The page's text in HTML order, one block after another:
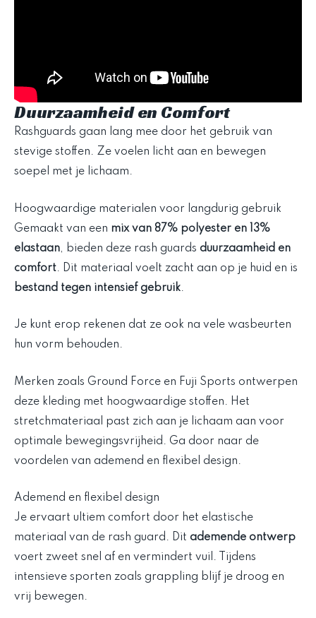
Duurzaamheid en Comfort
Rashguards gaan lang mee door het gebruik van
stevige stoffen. Ze voelen licht aan en bewegen
soepel met je lichaam.
Hoogwaardige materialen voor langdurig gebruik
Gemaakt van een mix van 87% polyester en 13%
elastaan, bieden deze rash guards duurzaamheid en
comfort. Dit materiaal voelt zacht aan op je huid en is
bestand tegen intensief gebruik.
Je kunt erop rekenen dat ze ook na vele wasbeurten
hun vorm behouden.
Merken zoals Ground Force en Fuji Sports ontwerpen
deze kleding met hoogwaardige stoffen. Het
stretchmateriaal past zich aan je lichaam aan voor
optimale bewegingsvrijheid. Ga door naar de
voordelen van ademend en flexibel design.
Ademend en flexibel design
Je ervaart ultiem comfort door het elastische
materiaal van de rash guard. Dit ademende ontwerp
voert zweet snel af en vermindert vuil. Tijdens
intensieve sporten zoals grappling blijf je droog en
vrij bewegen.